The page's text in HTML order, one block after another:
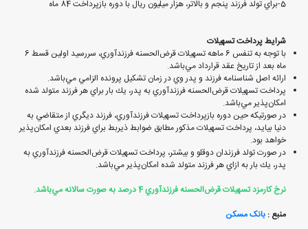
5-براي تولد فرزند پنجم و بالاتر، هزار میلیون ریال با دوره بازپرداخت 84 ماه
شرایط پرداخت تسهیلات
با توجه به تنفس 6 ماهه تسهيلات قرض‌الحسنه فرزندآوري، سررسيد اولين قسط 6
ماه بعد از تاريخ عقد قرارداد مي‌باشد.
ارائه اصل شناسنامه فرزند و پدر وي در زمان تشكيل پرونده الزامي مي‌باشد.
پرداخت تسهيلات قرض‌الحسنه فرزندآوري به پدر، يك بار براي هر فرزند متولد شده
امكان‌پذير مي‌باشد.
در صورتيكه حين دوره بازپرداخت تسهيلات فرزندآوري، فرزند ديگري از متقاضي به
دنيا بيايد، پرداخت تسهيلات مذكور مطابق ضوابط ذيربط براي فرزند بعدي امكان‌پذير
خواهد بود.
در صورت تولد فرزندان دوقلو و بيشتر، پرداخت تسهيلات قرض‌الحسنه فرزندآوري به
پدر، يك بار به ازاي هر فرزند متولد شده امكان‌پذير مي‌باشد.
نرخ كارمزد تسهيلات قرض‌الحسنه فرزندآوري 4 درصد به صورت سالانه مي‌باشد.
منبع : بانک مسکن